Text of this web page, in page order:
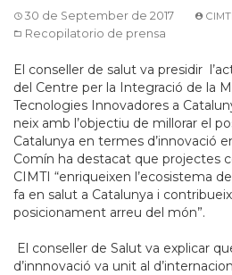
30 de September de 2017 CIMTI
Recopilatorio de prensa
El conseller de salut va presidir
del Centre per la Integració de la
Tecnologies Innovadores a
neix amb l’objectiu de millorar el
Catalunya en termes d’innovació
Comín ha destacat que projectes
CIMTI “enriqueixen l’ecosistema
fa en salut a Catalunya i
posicionament arreu del món”.
El conseller de Salut va explicar
d’innnovació va unit al